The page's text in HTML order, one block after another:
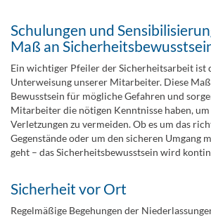
Schulungen und
Maß an
Ein wichtiger Pfeiler der Sicherheitsarbeit ist
Unterweisung unserer Mitarbeiter. Diese
Bewusstsein für mögliche Gefahren und
Mitarbeiter die nötigen Kenntnisse haben,
Verletzungen zu vermeiden. Ob es um das
Gegenstände oder um den sicheren Umgang
geht – das Sicherheitsbewusstsein wird
Sicherheit vor Ort
Regelmäßige Begehungen der